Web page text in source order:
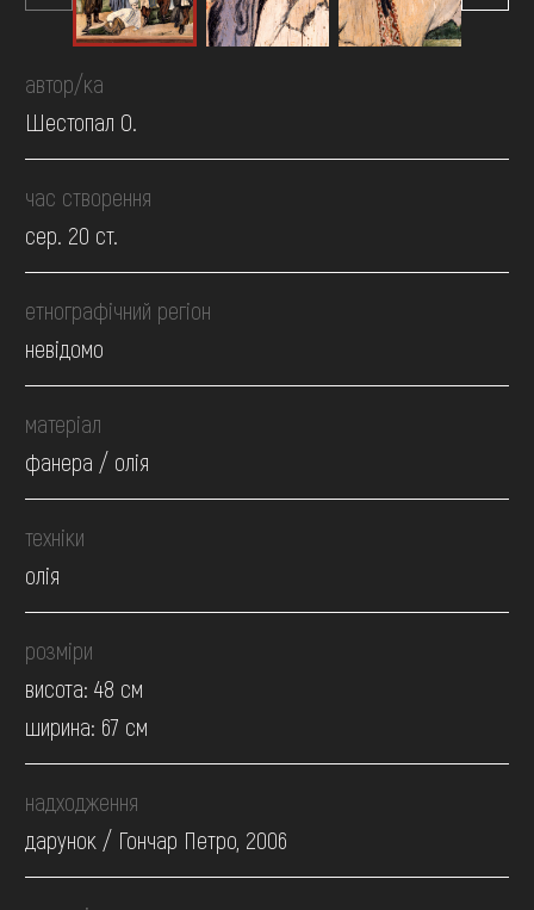
автор/ка
Шестопал О.
час створення
сер. 20 ст.
етнографічний регіон
невідомо
матеріал
фанера / олія
техніки
олія
розміри
висота: 48 см
ширина: 67 см
надходження
дарунок / Гончар Петро, 2006